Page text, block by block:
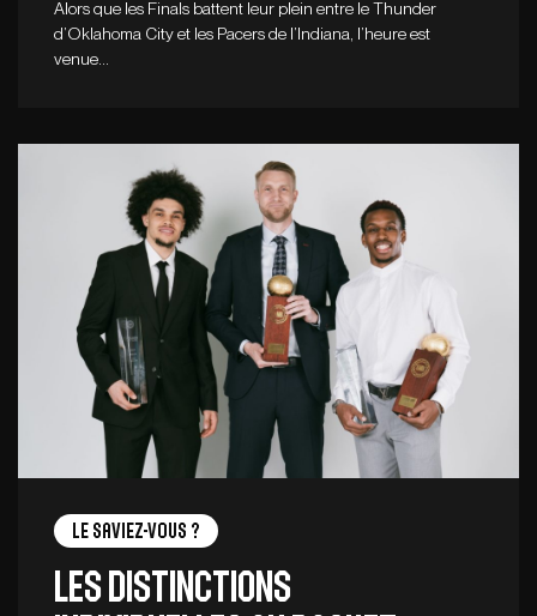
Alors que les Finals battent leur plein entre le Thunder
d’Oklahoma City et les Pacers de l’Indiana, l’heure est
venue…
Le saviez-vous ?
les distinctions